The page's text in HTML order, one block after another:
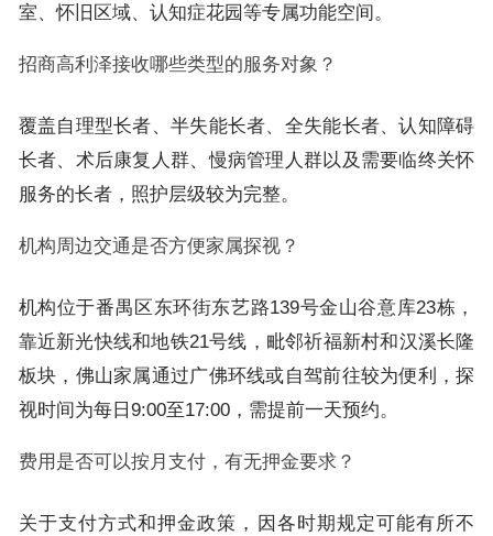
室、怀旧区域、认知症花园等专属功能空间。
招商高利泽接收哪些类型的服务对象？
覆盖自理型长者、半失能长者、全失能长者、认知障碍
长者、术后康复人群、慢病管理人群以及需要临终关怀
服务的长者，照护层级较为完整。
机构周边交通是否方便家属探视？
机构位于番禺区东环街东艺路139号金山谷意库23栋，
靠近新光快线和地铁21号线，毗邻祈福新村和汉溪长隆
板块，佛山家属通过广佛环线或自驾前往较为便利，探
视时间为每日9:00至17:00，需提前一天预约。
费用是否可以按月支付，有无押金要求？
关于支付方式和押金政策，因各时期规定可能有所不